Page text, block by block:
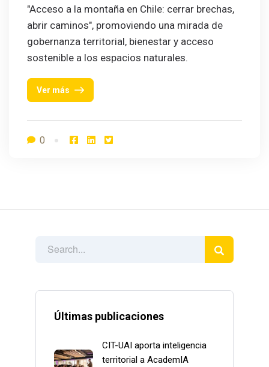
Últimas publicaciones
CIT-UAI aporta inteligencia
territorial a AcademIA
"Acceso a la montaña en Chile: cerrar brechas,
abrir caminos", promoviendo una mirada de
gobernanza territorial, bienestar y acceso
sostenible a los espacios naturales.
Ver más
0